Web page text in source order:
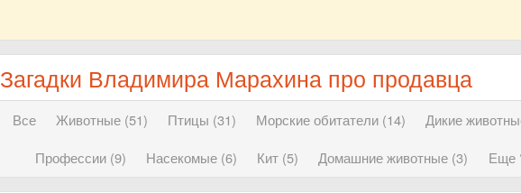
Загадки Владимира Марахина про продавца
Все Животные (51) Птицы (31) Морские обитатели (14)
Дикие
Профессии (9)
Насекомые (6) Кит (5) Домашние животные (3) Еще